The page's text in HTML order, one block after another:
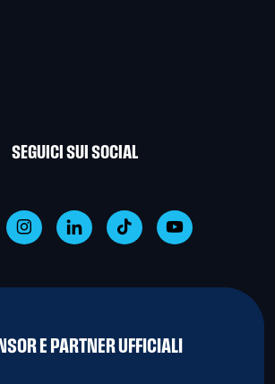
SEGUICI SUI SOCIAL
E PARTNER UFFICIALI